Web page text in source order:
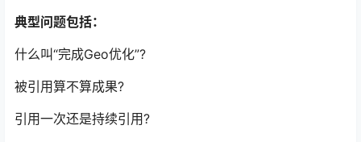
典型问题包括：
什么叫“完成Geo优化”?
被引用算不算成果?
引用一次还是持续引用?